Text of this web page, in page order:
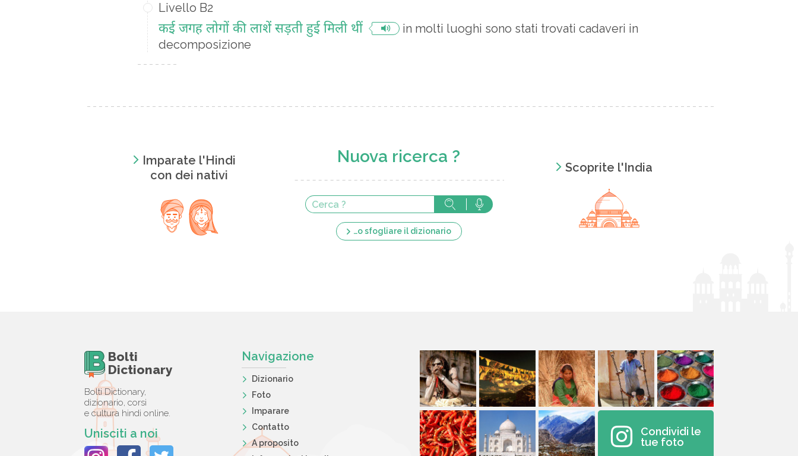
Livello B2
कई जगह लोगों की लाशें सड़ती हुई मिली थीं
in molti luoghi sono stati trovati cadaveri in
decomposizione
Imparate l'Hindi
con dei nativi
Nuova ricerca ?
…o sfogliare il dizionario
Scoprite l'India
Bolti
Dictionary
Bolti Dictionary,
dizionario, corsi
e cultura hindi online.
Unisciti a noi
Navigazione
Dizionario
Foto
Imparare
Contatto
A proposito
Condividi le
tue foto